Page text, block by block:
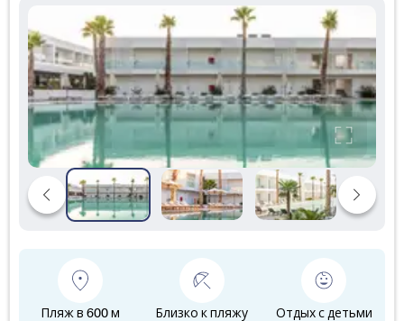
Пляж в 600 м Близко к пляжу Отдых с детьми